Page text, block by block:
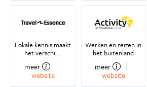
Lokale kennis maakt
het verschil...
meer
website
Werken en reizen in
het buitenland
meer
website